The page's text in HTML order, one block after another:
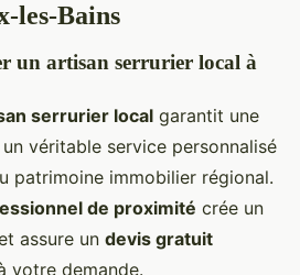
les-Bains
un artisan serrurier local à
serrurier local garantit une
un véritable service personnalisé
patrimoine immobilier régional.
de proximité crée un
assure un devis gratuit
votre demande.